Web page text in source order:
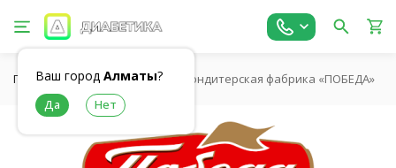
Ваш город Алматы?
Главная Бренды ООО «Кондитерская фабрика «ПОБЕДА»